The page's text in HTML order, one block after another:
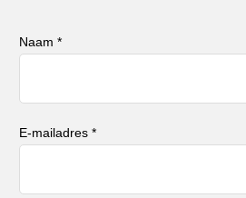
Naam *
E-mailadres *